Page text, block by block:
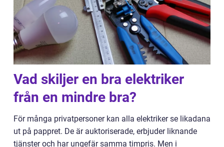
Vad skiljer en bra elektriker
från en mindre bra?
För många privatpersoner kan alla elektriker se likadana
ut på pappret. De är auktoriserade, erbjuder liknande
tjänster och har ungefär samma timpris. Men i